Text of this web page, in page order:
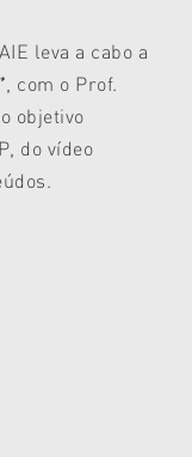
leva a cabo a
, com o Prof.
objetivo
do vídeo